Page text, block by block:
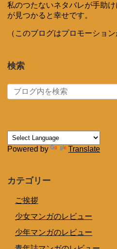
私のつたないネタバレが手助
が見つかると幸せです。
（このブログはプロモーショ
検索
Powered by Translate
カテゴリー
ご挨拶
少女マンガのレビュー
少年マンガのレビュー